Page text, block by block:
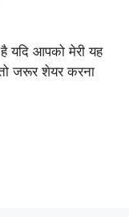
यदि आपको मेरी यह
जरूर शेयर करना